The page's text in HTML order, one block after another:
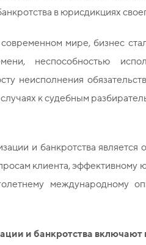
в юрисдикциях
мире, бизнес
неспособностью
неисполнения
к судебным
и банкротства
клиента,
международному
и банкротства включают